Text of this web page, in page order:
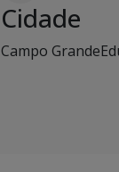
Cidade
Campo